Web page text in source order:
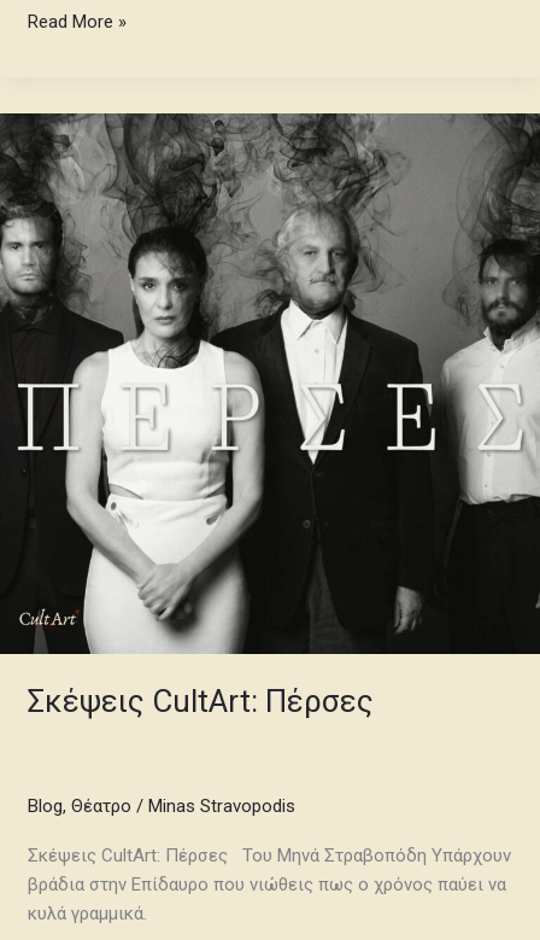
Read More »
Σκέψεις CultArt: Πέρσες
Blog, Θέατρο / Minas Stravopodis
Σκέψεις CultArt: Πέρσες Του Μηνά Στραβοπόδη Υπάρχουν
βράδια στην Επίδαυρο που νιώθεις πως ο χρόνος παύει να
κυλά γραμμικά.
Σκέψεις
CultArt:
Πέρσες